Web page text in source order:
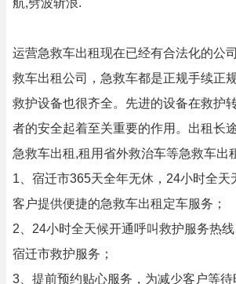
航,劈波斩浪.
运营急救车出租现在已经有合法化的公
救车出租公司，急救车都是正规手续正
救护设备也很齐全。先进的设备在救护
者的安全起着至关重要的作用。出租长
急救车出租,租用省外救治车等急救车出
1、宿迁市365天全年无休，24小时全天
客户提供便捷的急救车出租定车服务；
2、24小时全天候开通呼叫救护服务热
宿迁市救护服务；
3、提前预约贴心服务，为减少客户等待